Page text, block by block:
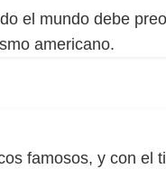
el mundo debe
americano.
famosos, y con el